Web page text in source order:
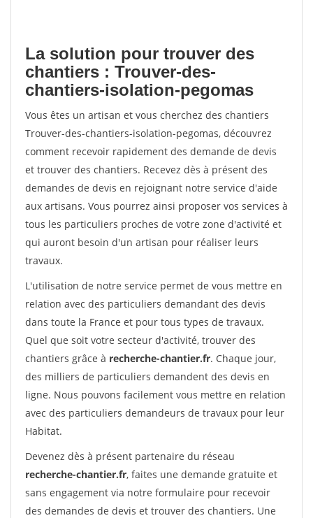
La solution pour trouver des
chantiers : Trouver-des-
chantiers-isolation-pegomas
Vous êtes un artisan et vous cherchez des chantiers
Trouver-des-chantiers-isolation-pegomas, découvrez
comment recevoir rapidement des demande de devis
et trouver des chantiers. Recevez dès à présent des
demandes de devis en rejoignant notre service d'aide
aux artisans. Vous pourrez ainsi proposer vos services à
tous les particuliers proches de votre zone d'activité et
qui auront besoin d'un artisan pour réaliser leurs
travaux.
L'utilisation de notre service permet de vous mettre en
relation avec des particuliers demandant des devis
dans toute la France et pour tous types de travaux.
Quel que soit votre secteur d'activité, trouver des
chantiers grâce à recherche-chantier.fr. Chaque jour,
des milliers de particuliers demandent des devis en
ligne. Nous pouvons facilement vous mettre en relation
avec des particuliers demandeurs de travaux pour leur
Habitat.
Devenez dès à présent partenaire du réseau
recherche-chantier.fr, faites une demande gratuite et
sans engagement via notre formulaire pour recevoir
des demandes de devis et trouver des chantiers. Une